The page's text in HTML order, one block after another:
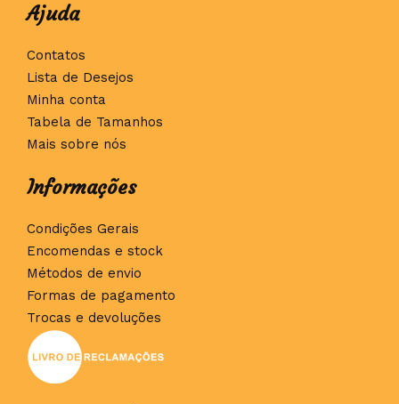
Ajuda
Contatos
Lista de Desejos
Minha conta
Tabela de Tamanhos
Mais sobre nós
Informações
Condições Gerais
Encomendas e stock
Métodos de envio
Formas de pagamento
Trocas e devoluções